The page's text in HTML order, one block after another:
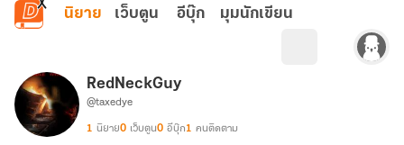
ข้ามไปยังเนื้อหาหลัก
นิยาย เว็บตูน อีบุ๊ก มุมนักเขียน
RedNeckGuy
@taxedye
1 นิยาย0 เว็บตูน0 อีบุ๊ก1 คนติดตาม